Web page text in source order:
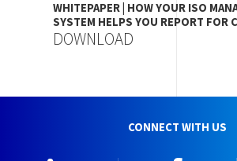
WHITEPAPER | HOW YOUR ISO
SYSTEM HELPS YOU REPORT FOR
DOWNLOAD
CONNECT WITH US